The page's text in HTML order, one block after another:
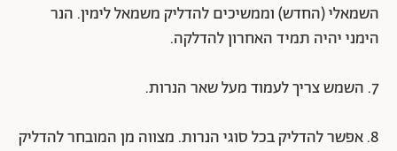
השמאלי (החדש) וממשיכים להדליק משמאל לימין. הנר
הימני יהיה תמיד האחרון להדלקה.
7. השמש צריך לעמוד מעל שאר הנרות.
8. אפשר להדליק בכל סוגי הנרות. מצווה מן המובחר להדליק